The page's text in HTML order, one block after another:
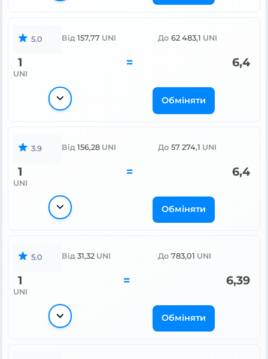
5.0 Від 157,77 UNI До 62 483,1 UNI
1
UNI
= 6,4
Обміняти
3.9 Від 156,28 UNI До 57 274,1 UNI
1
UNI
= 6,4
Обміняти
5.0 Від 31,32 UNI До 783,01 UNI
1
UNI
= 6,39
Обміняти